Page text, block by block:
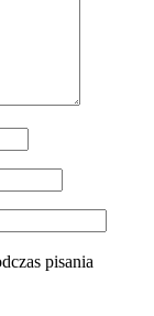
pisania